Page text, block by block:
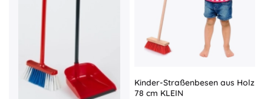
Kinder-Straßenbesen aus Holz
78 cm KLEIN